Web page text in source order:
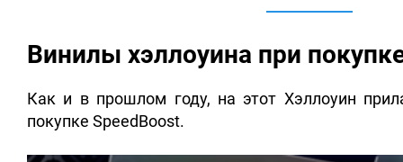
Винилы хэллоуина при
Как и в прошлом году, на этот Хэллоуин
покупке SpeedBoost.